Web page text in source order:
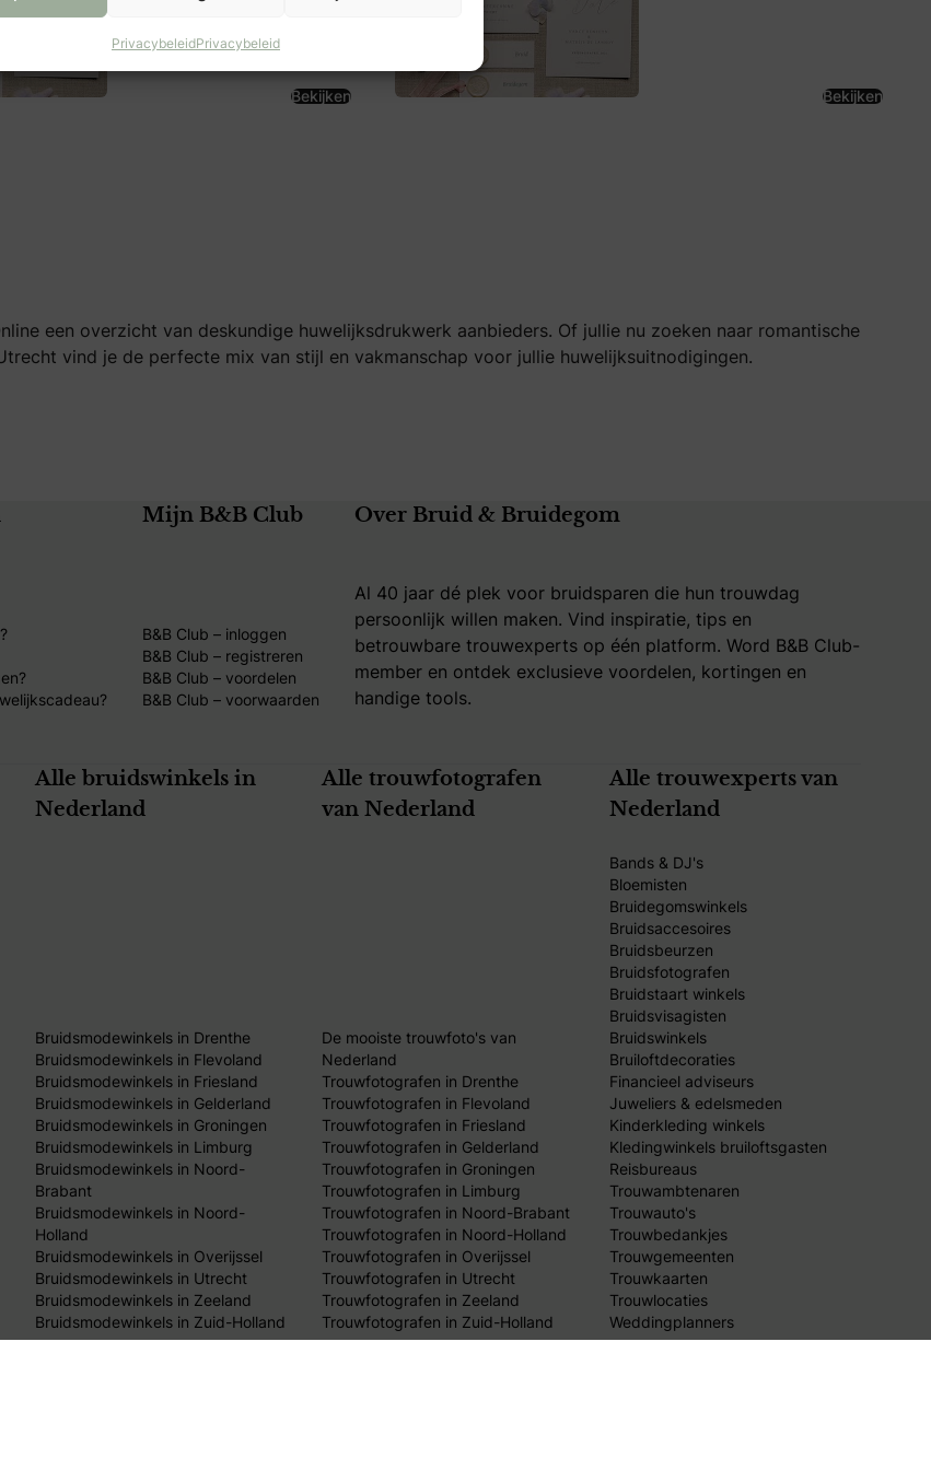
PrivacybeleidPrivacybeleid
Bekijken Bekijken
een overzicht van deskundige huwelijksdrukwerk aanbieders. Of jullie nu zoeken naar romantische
vind je de perfecte mix van stijl en vakmanschap voor jullie huwelijksuitnodigingen.
Mijn B&B Club
B&B Club – inloggen
B&B Club – registreren
B&B Club – voordelen
B&B Club – voorwaarden
Over Bruid & Bruidegom
Al 40 jaar dé plek voor bruidsparen die hun trouwdag
persoonlijk willen maken. Vind inspiratie, tips en
betrouwbare trouwexperts op één platform. Word B&B Club-
member en ontdek exclusieve voordelen, kortingen en
handige tools.
Alle bruidswinkels in
Nederland
Bruidsmodewinkels in Drenthe
Bruidsmodewinkels in Flevoland
Bruidsmodewinkels in Friesland
Bruidsmodewinkels in Gelderland
Bruidsmodewinkels in Groningen
Bruidsmodewinkels in Limburg
Bruidsmodewinkels in Noord-
Brabant
Bruidsmodewinkels in Noord-
Holland
Bruidsmodewinkels in Overijssel
Bruidsmodewinkels in Utrecht
Bruidsmodewinkels in Zeeland
Bruidsmodewinkels in Zuid-Holland
Alle trouwfotografen
van Nederland
De mooiste trouwfoto's van
Nederland
Trouwfotografen in Drenthe
Trouwfotografen in Flevoland
Trouwfotografen in Friesland
Trouwfotografen in Gelderland
Trouwfotografen in Groningen
Trouwfotografen in Limburg
Trouwfotografen in Noord-Brabant
Trouwfotografen in Noord-Holland
Trouwfotografen in Overijssel
Trouwfotografen in Utrecht
Trouwfotografen in Zeeland
Trouwfotografen in Zuid-Holland
Alle trouwexperts van
Nederland
Bands & DJ's
Bloemisten
Bruidegomswinkels
Bruidsaccesoires
Bruidsbeurzen
Bruidsfotografen
Bruidstaart winkels
Bruidsvisagisten
Bruidswinkels
Bruiloftdecoraties
Financieel adviseurs
Juweliers & edelsmeden
Kinderkleding winkels
Kledingwinkels bruiloftsgasten
Reisbureaus
Trouwambtenaren
Trouwauto's
Trouwbedankjes
Trouwgemeenten
Trouwkaarten
Trouwlocaties
Weddingplanners